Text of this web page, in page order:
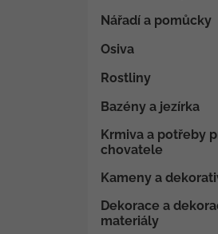
Nářadí a pomůcky
Osiva
Rostliny
Bazény a jezírka
Krmiva a potřeby
chovatele
Kameny a
Dekorace a
materiály